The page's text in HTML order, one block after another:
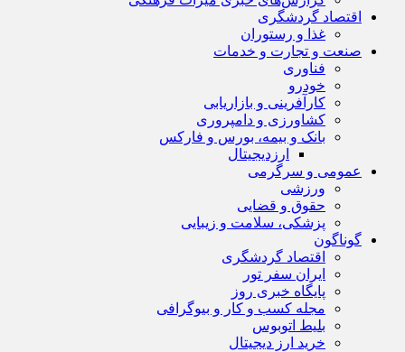
اقتصاد گردشگری
غذا و رستوران
صنعت و تجارت و خدمات
فناوری
خودرو
کارآفرینی و بازاریابی
کشاورزی و دامپروری
بانک و بیمه، بورس و فارکس
ارزدیجیتال
عمومی و سرگرمی
ورزشی
حقوق و قضایی
پزشکی، سلامت و زیبایی
گوناگون
اقتصاد گردشگری
ایران سفر تور
پایگاه خبری روز
مجله کسب و کار و بیوگرافی
بلیط اتوبوس
خرید ارز دیجیتال